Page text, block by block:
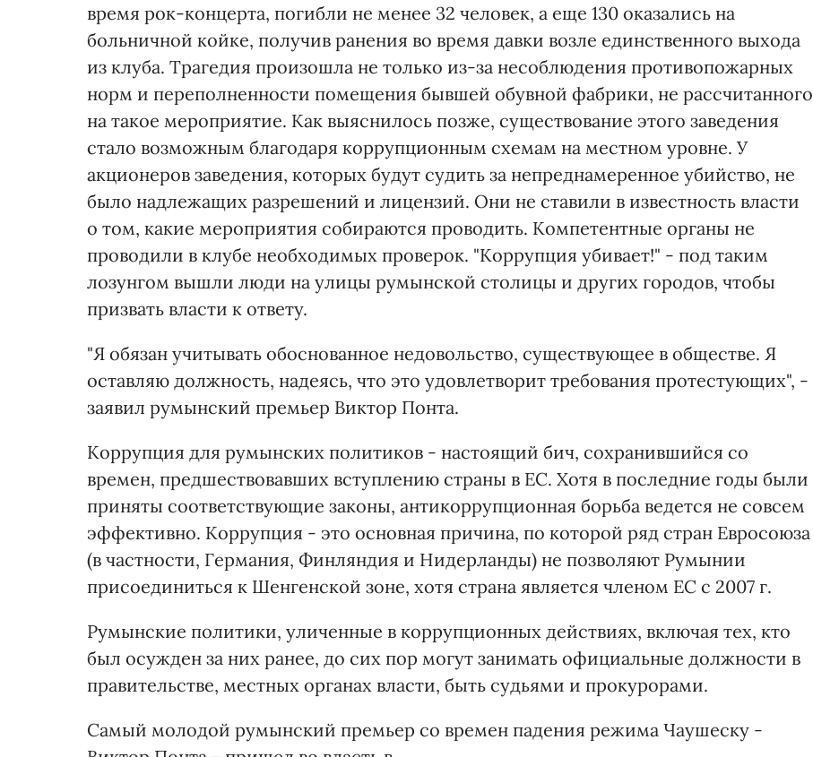
время рок-концерта, погибли не менее 32 человек, а еще 130 оказались на
больничной койке, получив ранения во время давки возле единственного выхода
из клуба. Трагедия произошла не только из-за несоблюдения противопожарных
норм и переполненности помещения бывшей обувной фабрики, не рассчитанного
на такое мероприятие. Как выяснилось позже, существование этого заведения
стало возможным благодаря коррупционным схемам на местном уровне. У
акционеров заведения, которых будут судить за непреднамеренное убийство, не
было надлежащих разрешений и лицензий. Они не ставили в известность власти
о том, какие мероприятия собираются проводить. Компетентные органы не
проводили в клубе необходимых проверок. "Коррупция убивает!" - под таким
лозунгом вышли люди на улицы румынской столицы и других городов, чтобы
призвать власти к ответу.
"Я обязан учитывать обоснованное недовольство, существующее в обществе. Я
оставляю должность, надеясь, что это удовлетворит требования протестующих", -
заявил румынский премьер Виктор Понта.
Коррупция для румынских политиков - настоящий бич, сохранившийся со
времен, предшествовавших вступлению страны в ЕС. Хотя в последние годы были
приняты соответствующие законы, антикоррупционная борьба ведется не совсем
эффективно. Коррупция - это основная причина, по которой ряд стран Евросоюза
(в частности, Германия, Финляндия и Нидерланды) не позволяют Румынии
присоединиться к Шенгенской зоне, хотя страна является членом ЕС с 2007 г.
Румынские политики, уличенные в коррупционных действиях, включая тех, кто
был осужден за них ранее, до сих пор могут занимать официальные должности в
правительстве, местных органах власти, быть судьями и прокурорами.
Самый молодой румынский премьер со времен падения режима Чаушеску -